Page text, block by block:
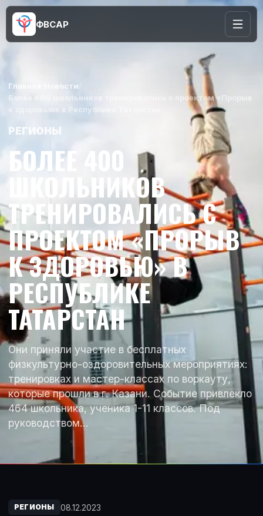
ФВСАР
Главная Новости
Более 400 школьников тренировались с проектом «Прорыв
к здоровью» в Республике Татарстан
РЕГИОНЫ
БОЛЕЕ 400
ШКОЛЬНИКОВ
ТРЕНИРОВАЛИСЬ С
ПРОЕКТОМ «ПРОРЫВ
К ЗДОРОВЬЮ» В
РЕСПУБЛИКЕ
ТАТАРСТАН
Они приняли участие в бесплатных
физкультурно-оздоровительных мероприятиях:
тренировках и мастер-классах по воркауту,
которые прошли в г. Казани. Событие привлекло
464 школьника, ученика 1-11 классов. Под
руководством…
РЕГИОНЫ 08.12.2023